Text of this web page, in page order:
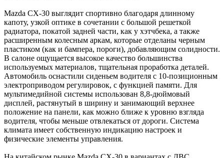
Mazda CX-30 выглядит спортивно благодаря длинному
капоту, узкой оптике в сочетании с большой решеткой
радиатора, покатой задней части, как у хэтчбека, а также
расширенным колесным аркам, которые отделаны черным
пластиком (как и бампера, пороги), добавляющим солидности.
В салоне ощущается высокое качество большинства
используемых материалов, тщательная проработка деталей.
Автомобиль оснастили сиденьем водителя с 10-позиционным
электроприводом регулировок, с функцией памяти. Для
мультимедийной системы использован 8,8-дюймовый
дисплей, растянутый в ширину и занимающий верхнее
положение на панели, как можно ближе к уровню взгляда
водителя, чтобы меньше отвлекаться от дороги. Система
климата имеет собственную индикацию настроек и
физические элементы управления.